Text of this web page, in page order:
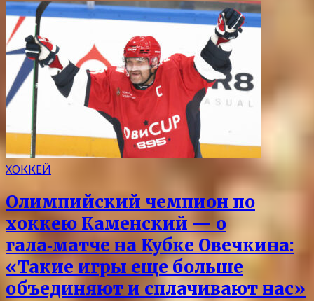
ХОККЕЙ
Олимпийский чемпион по
хоккею Каменский — о
гала‑матче на Кубке Овечкина:
«Такие игры еще больше
объединяют и сплачивают нас»